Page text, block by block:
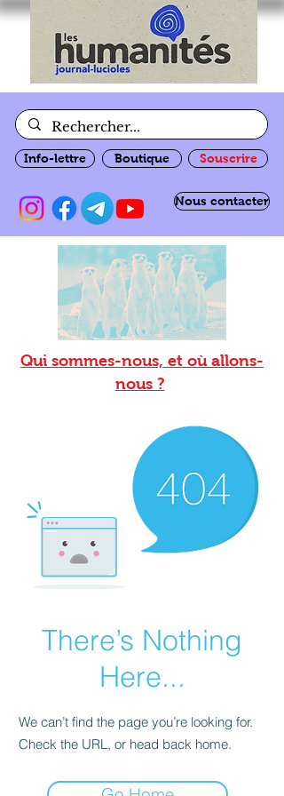
Info-lettre Boutique Souscrire
Nous contacter
Qui sommes-nous, et où allons-
nous ?
There’s Nothing
Here...
We can’t find the page you’re looking for.
Check the URL, or head back home.